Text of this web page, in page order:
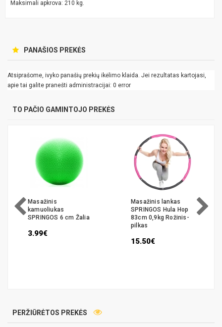
Maksimali apkrova: 210 kg.
PANAŠIOS PREKĖS
Atsiprašome, ivyko panašių prekių ikėlimo klaida. Jei rezultatas kartojasi,
apie tai galite pranešti administracijai: 0 error
TO PAČIO GAMINTOJO PREKĖS
Masažinis
kamuoliukas
SPRINGOS 6 cm Žalia
3.99€
Masažinis lankas
SPRINGOS Hula Hop
83cm 0,9kg Rožinis-
pilkas
15.50€
PERŽIŪRĖTOS PREKĖS